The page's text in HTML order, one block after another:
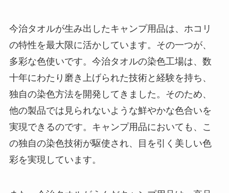
今治タオルが生み出したキャンプ用品は、ホコリ
の特性を最大限に活かしています。その一つが、
多彩な色使いです。今治タオルの染色工場は、数
十年にわたり磨き上げられた技術と経験を持ち、
独自の染色方法を開発してきました。そのため、
他の製品では見られないような鮮やかな色合いを
実現できるのです。キャンプ用品においても、こ
の独自の染色技術が駆使され、目を引く美しい色
彩を実現しています。